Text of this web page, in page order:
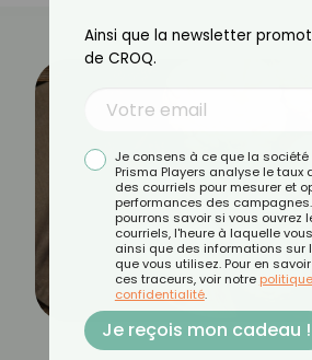
Ainsi que la newsletter
de CROQ.
Je consens à ce que la société
Prisma Players analyse le taux
des courriels pour mesurer et
performances des
pourrons savoir si vous ouvrez
courriels, l'heure à laquelle
ainsi que des informations sur
que vous utilisez. Pour en
ces traceurs, voir notre
confidentialité.
Je reçois mon cadeau !